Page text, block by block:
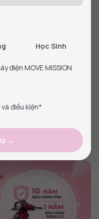
Thức Đạt Top 3
khi đượ...
Học Sinh
điện MOVE MISSION
điều kiện*
→